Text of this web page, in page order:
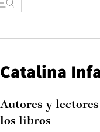
Catalina
Autores y
los libros